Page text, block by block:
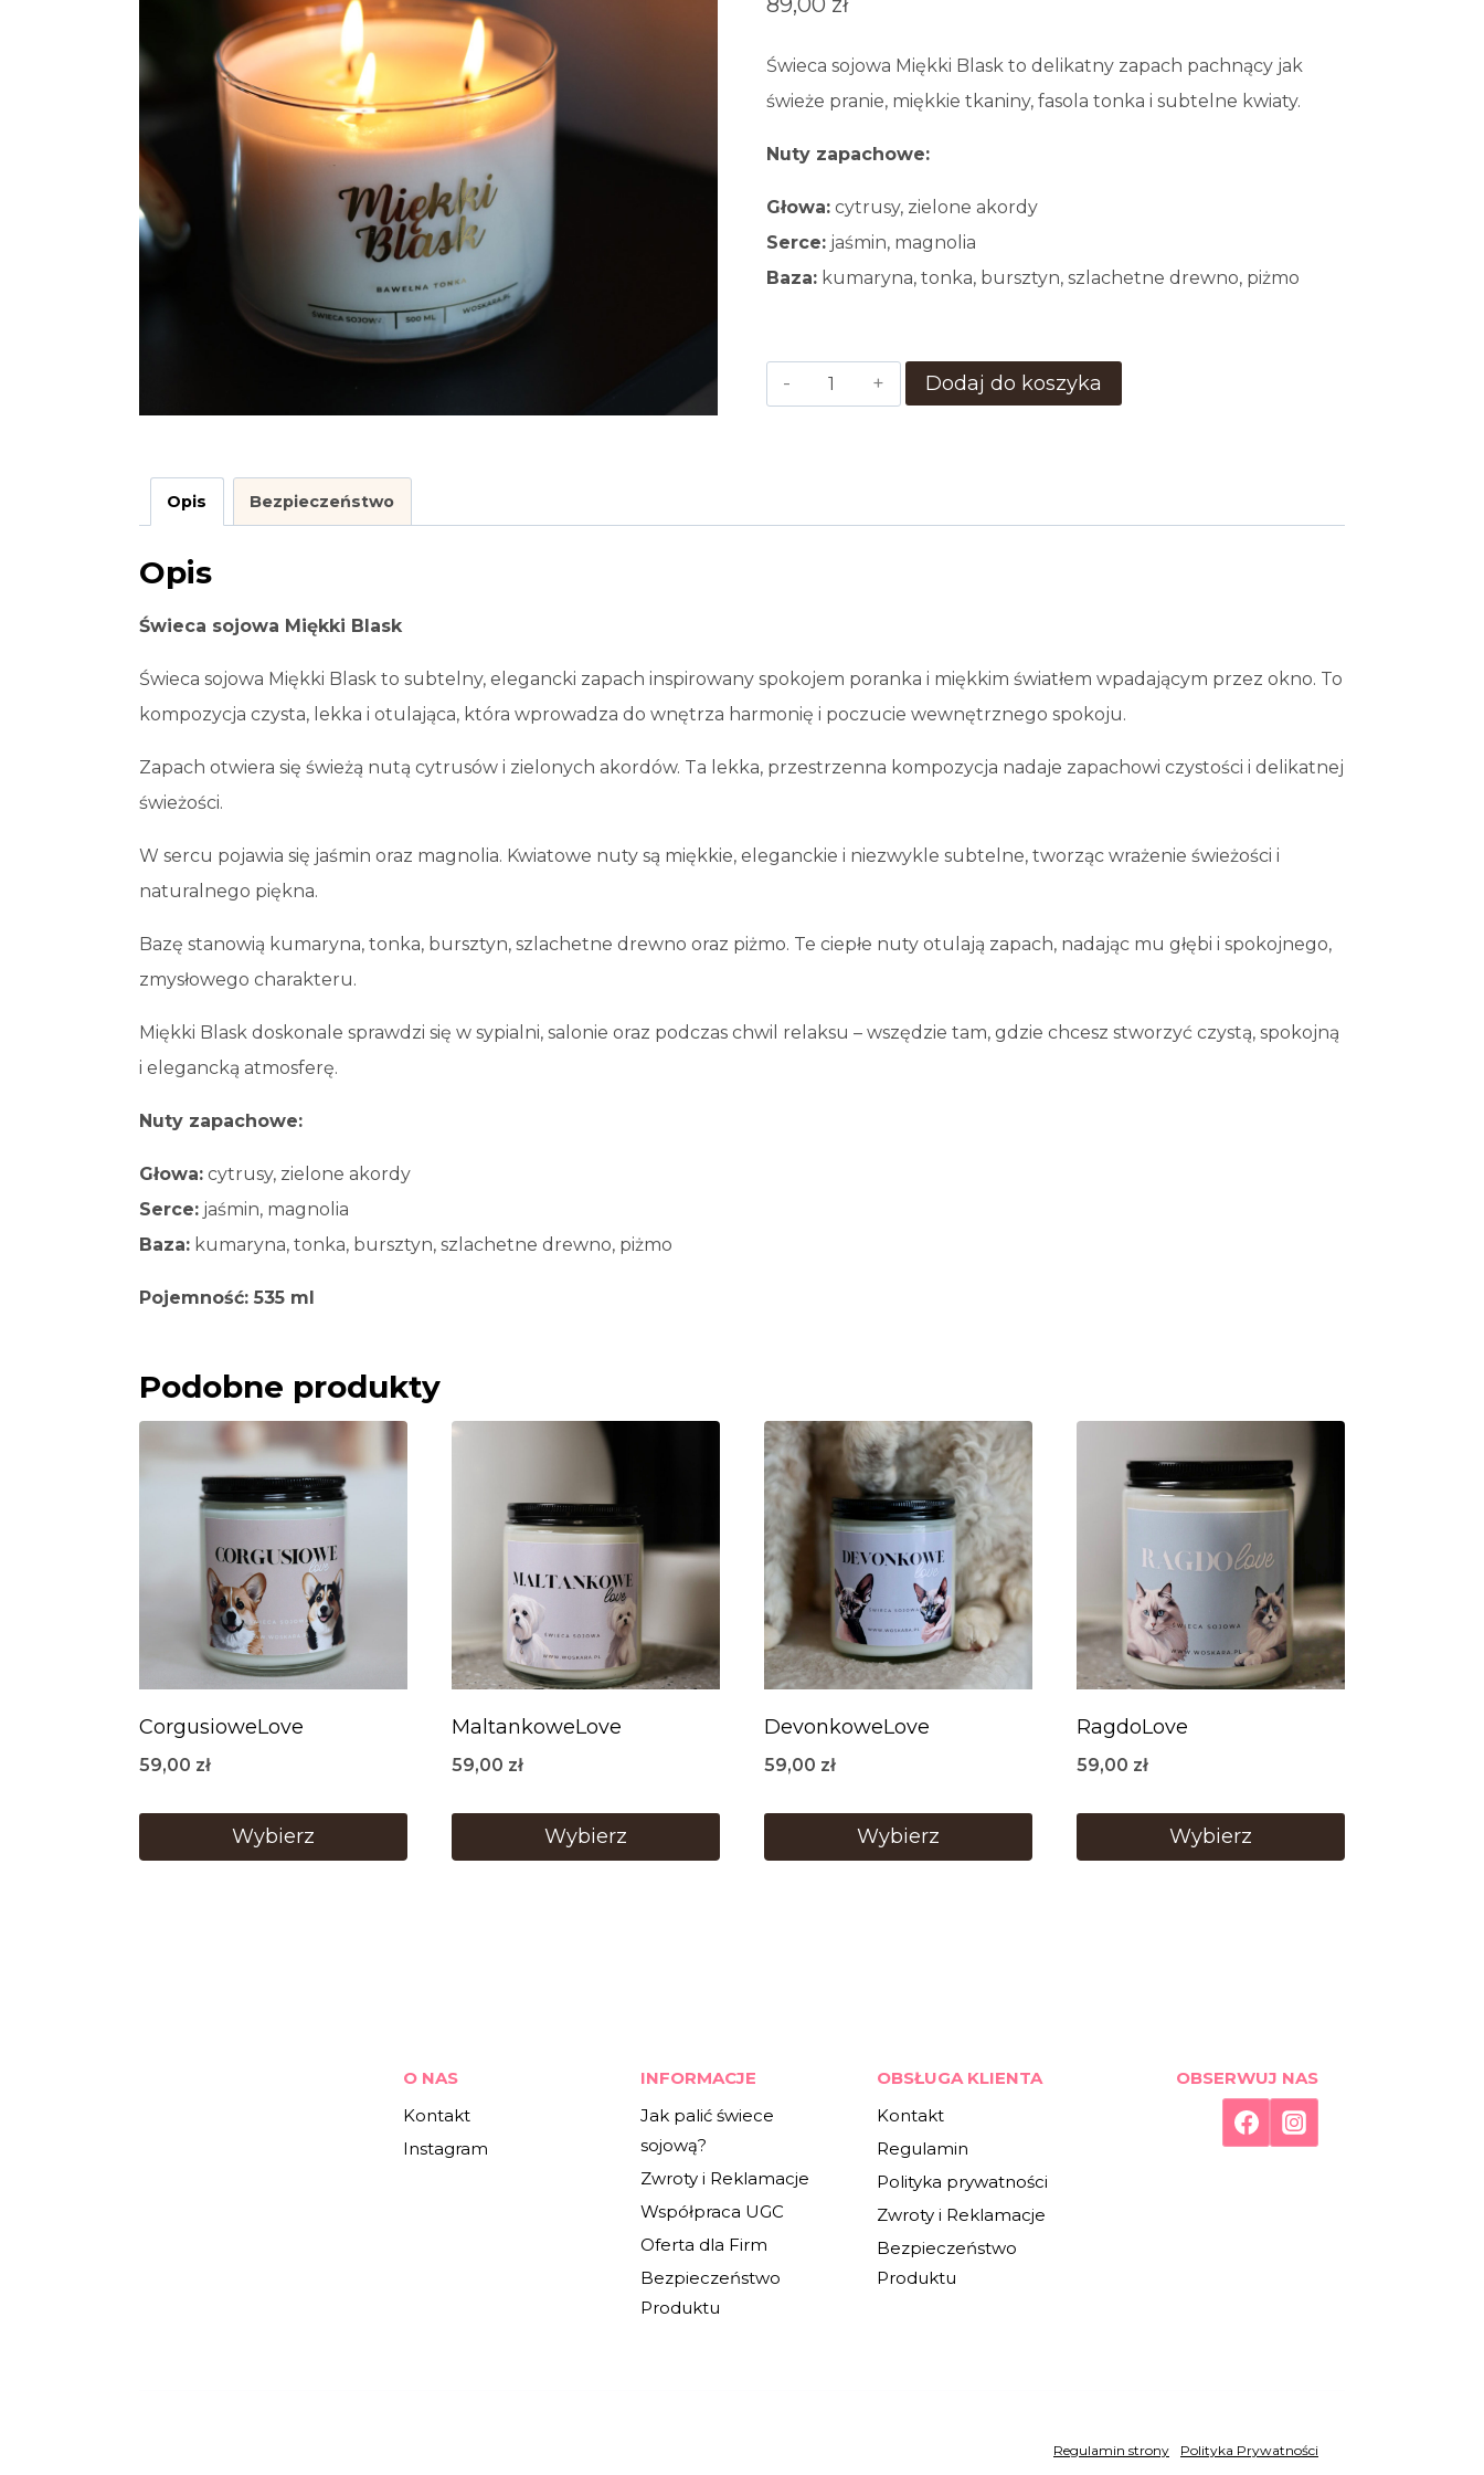
Świeca sojowa Miękki Blask to delikatny zapach pachnący jak
świeże pranie, miękkie tkaniny, fasola tonka i subtelne kwiaty.
Nuty zapachowe:
Głowa:cytrusy, zielone akordy
Serce:jaśmin, magnolia
Baza:kumaryna, tonka, bursztyn, szlachetne drewno, piżmo
ilość
Blask
Dodaj do koszyka
Opis Bezpieczeństwo
Opis
Świeca sojowa Miękki Blask
Świeca sojowa Miękki Blask to subtelny, elegancki zapach inspirowany spokojem poranka i miękkim światłem wpadającym przez okno. To
kompozycja czysta, lekka i otulająca, która wprowadza do wnętrza harmonię i poczucie wewnętrznego spokoju.
Zapach otwiera się świeżą nutą cytrusów i zielonych akordów. Ta lekka, przestrzenna kompozycja nadaje zapachowi czystości i delikatnej
świeżości.
W sercu pojawia się jaśmin oraz magnolia. Kwiatowe nuty są miękkie, eleganckie i niezwykle subtelne, tworząc wrażenie świeżości i
naturalnego piękna.
Bazę stanowią kumaryna, tonka, bursztyn, szlachetne drewno oraz piżmo. Te ciepłe nuty otulają zapach, nadając mu głębi i spokojnego,
zmysłowego charakteru.
Miękki Blask doskonale sprawdzi się w sypialni, salonie oraz podczas chwil relaksu – wszędzie tam, gdzie chcesz stworzyć czystą, spokojną
i elegancką atmosferę.
Nuty zapachowe:
Głowa: cytrusy, zielone akordy
Serce: jaśmin, magnolia
Baza: kumaryna, tonka, bursztyn, szlachetne drewno, piżmo
Pojemność: 535 ml
Podobne produkty
CorgusioweLove
59,00 zł
Wybierz
MaltankoweLove
59,00 zł
Wybierz
DevonkoweLove
59,00 zł
Wybierz
RagdoLove
59,00 zł
Wybierz
O NAS
Kontakt
Instagram
INFORMACJE
Jak palić świece
sojową?
Zwroty i Reklamacje
Współpraca UGC
Oferta dla Firm
Bezpieczeństwo
Produktu
OBSŁUGA KLIENTA
Kontakt
Regulamin
Polityka prywatności
Zwroty i Reklamacje
Bezpieczeństwo
Produktu
OBSERWUJ NAS
Regulamin strony Polityka Prywatności